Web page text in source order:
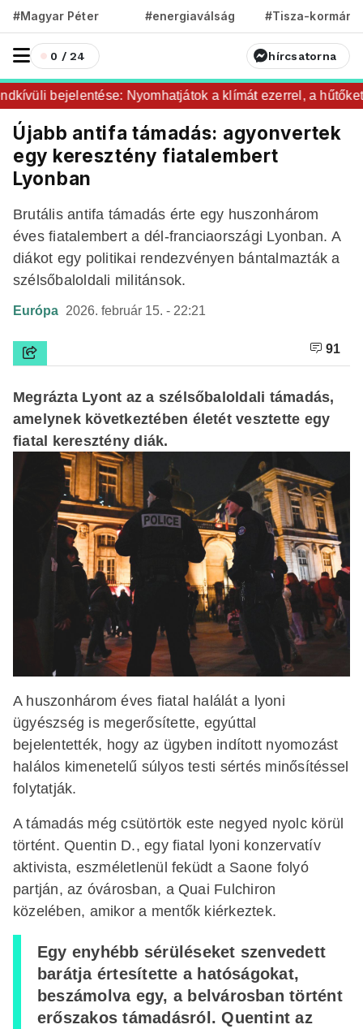
#Magyar Péter #energiaválság #Tisza-kormány
0 / 24 hírcsatorna
bejelentése: Nyomhatjátok a klímát ezerrel, a hűtőket
Újabb antifa támadás: agyonvertek
egy keresztény fiatalembert
Lyonban
Brutális antifa támadás érte egy huszonhárom
éves fiatalembert a dél-franciaországi Lyonban. A
diákot egy politikai rendezvényen bántalmazták a
szélsőbaloldali militánsok.
Európa 2026. február 15. - 22:21
91
Megrázta Lyont az a szélsőbaloldali támadás,
amelynek következtében életét vesztette egy
fiatal keresztény diák.
A huszonhárom éves fiatal halálát a lyoni
ügyészség is megerősítette, egyúttal
bejelentették, hogy az ügyben indított nyomozást
halálos kimenetelű súlyos testi sértés minősítéssel
folytatják.
A támadás még csütörtök este negyed nyolc körül
történt. Quentin D., egy fiatal lyoni konzervatív
aktivista, eszméletlenül feküdt a Saone folyó
partján, az óvárosban, a Quai Fulchiron
közelében, amikor a mentők kiérkeztek.
Egy enyhébb sérüléseket szenvedett
barátja értesítette a hatóságokat,
beszámolva egy, a belvárosban történt
erőszakos támadásról. Quentint az